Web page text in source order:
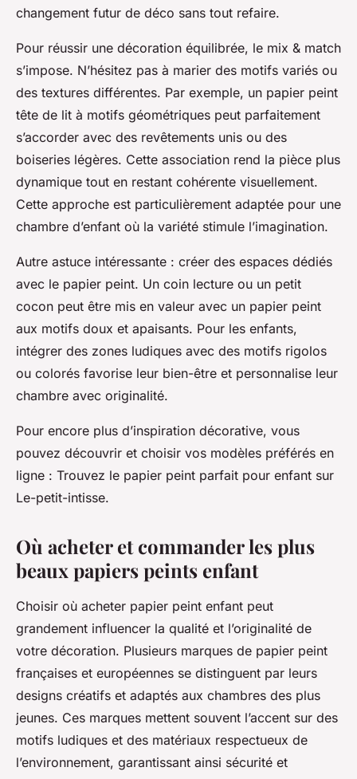
changement futur de déco sans tout refaire.
Pour réussir une décoration équilibrée, le mix & match
s’impose. N’hésitez pas à marier des motifs variés ou
des textures différentes. Par exemple, un papier peint
tête de lit à motifs géométriques peut parfaitement
s’accorder avec des revêtements unis ou des
boiseries légères. Cette association rend la pièce plus
dynamique tout en restant cohérente visuellement.
Cette approche est particulièrement adaptée pour une
chambre d’enfant où la variété stimule l’imagination.
Autre astuce intéressante : créer des espaces dédiés
avec le papier peint. Un coin lecture ou un petit
cocon peut être mis en valeur avec un papier peint
aux motifs doux et apaisants. Pour les enfants,
intégrer des zones ludiques avec des motifs rigolos
ou colorés favorise leur bien-être et personnalise leur
chambre avec originalité.
Pour encore plus d’inspiration décorative, vous
pouvez découvrir et choisir vos modèles préférés en
ligne : Trouvez le papier peint parfait pour enfant sur
Le-petit-intisse.
Où acheter et commander les plus
beaux papiers peints enfant
Choisir où acheter papier peint enfant peut
grandement influencer la qualité et l’originalité de
votre décoration. Plusieurs marques de papier peint
françaises et européennes se distinguent par leurs
designs créatifs et adaptés aux chambres des plus
jeunes. Ces marques mettent souvent l’accent sur des
motifs ludiques et des matériaux respectueux de
l’environnement, garantissant ainsi sécurité et